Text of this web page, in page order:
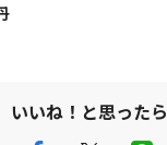
いいね！と思ったら